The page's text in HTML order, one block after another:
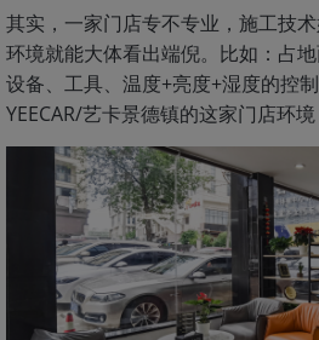
其实，一家门店专不专业，施工技
环境就能大体看出端倪。比如：占地
设备、工具、温度+亮度+湿度的控
YEECAR/艺卡景德镇的这家门店环境